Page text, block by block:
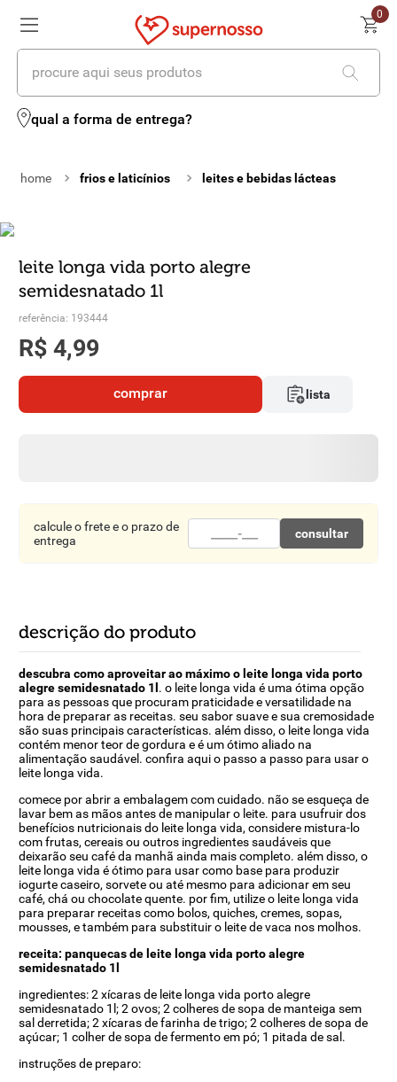
0
procure aqui seus produtos
qual a forma de entrega?
frios e laticínios leites e bebidas lácteas
leite longa vida porto alegre
semidesnatado 1l
referência: 193444
R$ 4,99
comprar lista
calcule o frete e o prazo de
entrega
consultar
descrição do produto
descubra como aproveitar ao máximo o leite longa vida porto
alegre semidesnatado 1l . o leite longa vida é uma ótima opção
para as pessoas que procuram praticidade e versatilidade na
hora de preparar as receitas. seu sabor suave e sua cremosidade
são suas principais características. além disso, o leite longa vida
contém menor teor de gordura e é um ótimo aliado na
alimentação saudável. confira aqui o passo a passo para usar o
leite longa vida.
comece por abrir a embalagem com cuidado. não se esqueça de
lavar bem as mãos antes de manipular o leite. para usufruir dos
benefícios nutricionais do leite longa vida, considere mistura-lo
com frutas, cereais ou outros ingredientes saudáveis que
deixarão seu café da manhã ainda mais completo. além disso, o
leite longa vida é ótimo para usar como base para produzir
iogurte caseiro, sorvete ou até mesmo para adicionar em seu
café, chá ou chocolate quente. por fim, utilize o leite longa vida
para preparar receitas como bolos, quiches, cremes, sopas,
mousses, e também para substituir o leite de vaca nos molhos.
receita: panquecas de leite longa vida porto alegre
semidesnatado 1l
ingredientes: 2 xícaras de leite longa vida porto alegre
semidesnatado 1l; 2 ovos; 2 colheres de sopa de manteiga sem
sal derretida; 2 xícaras de farinha de trigo; 2 colheres de sopa de
açúcar; 1 colher de sopa de fermento em pó; 1 pitada de sal.
instruções de preparo:
termos mais buscados
2º leite
5º queijo